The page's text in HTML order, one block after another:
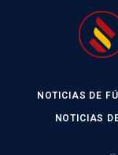
NOTICIAS DE
NOTICIAS